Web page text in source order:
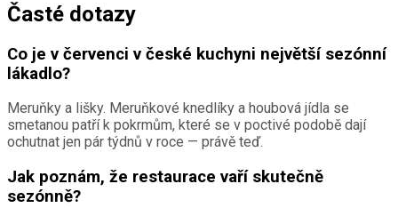
Časté dotazy
Co je v červenci v české kuchyni největší sezónní
lákadlo?
Meruňky a lišky. Meruňkové knedlíky a houbová jídla se
smetanou patří k pokrmům, které se v poctivé podobě dají
ochutnat jen pár týdnů v roce — právě teď.
Jak poznám, že restaurace vaří skutečně
sezónně?